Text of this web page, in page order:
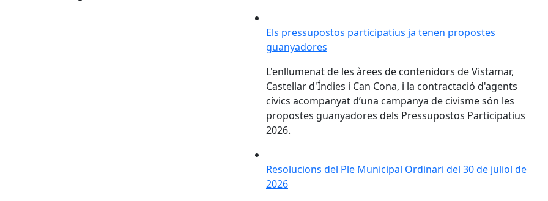
Els pressupostos participatius ja tenen propostes
guanyadores
L'enllumenat de les àrees de contenidors de Vistamar,
Castellar d'Índies i Can Cona, i la contractació d'agents
cívics acompanyat d’una campanya de civisme són les
propostes guanyadores dels Pressupostos Participatius
2026.
Resolucions del Ple Municipal Ordinari del 30 de juliol de
2026